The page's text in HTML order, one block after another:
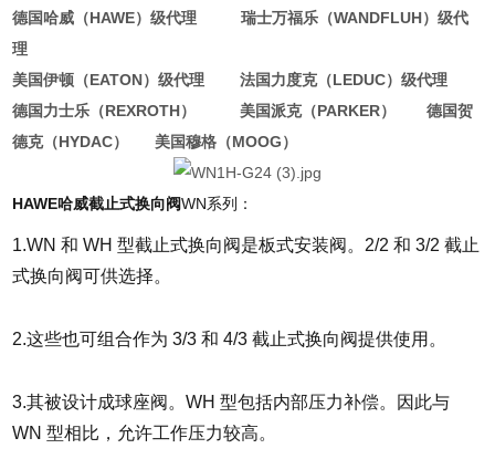
德国哈威（HAWE）级代理 瑞士万福乐（WANDFLUH）级代
理
美国伊顿（EATON）级代理 法国力度克（LEDUC）级代理
德国力士乐（REXROTH） 美国派克（PARKER） 德国贺
德克（HYDAC） 美国穆格（MOOG）
HAWE哈威截止式换向阀WN系列：
1.WN 和 WH 型截止式换向阀是板式安装阀。2/2 和 3/2 截止
式换向阀可供选择。
2.这些也可组合作为 3/3 和 4/3 截止式换向阀提供使用。
3.其被设计成球座阀。WH 型包括内部压力补偿。因此与
WN 型相比，允许工作压力较高。